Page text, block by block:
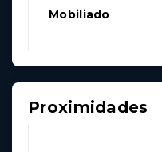
Mobiliado
Proximidades